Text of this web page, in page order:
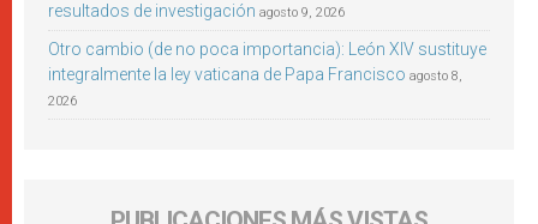
resultados de investigación agosto 9, 2026
Otro cambio (de no poca importancia): León XIV sustituye
integralmente la ley vaticana de Papa Francisco agosto 8,
2026